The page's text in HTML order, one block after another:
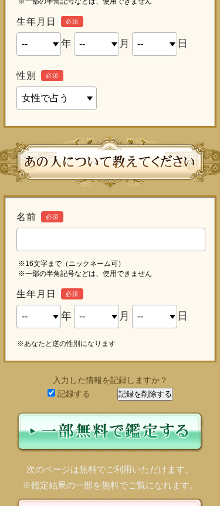
生年月日 必須
年 月 日
性別 必須
名前 必須
※16文字まで（ニックネーム可）
※一部の半角記号などは、使用できません
生年月日 必須
年 月 日
※あなたと逆の性別になります
入力した情報を記録しますか？
記録する
次のページは無料でご利用いただけます。
※鑑定結果の一部を無料でご覧になれます。